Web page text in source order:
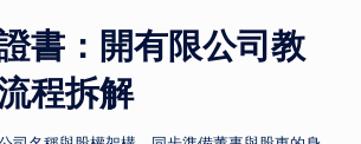
書：開有限公司教
程拆解